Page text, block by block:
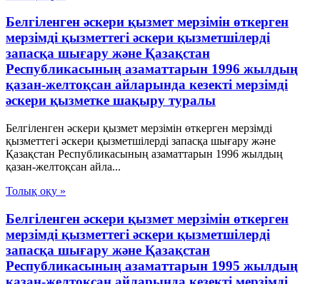
Белгiленген әскери қызмет мерзiмiн өткерген
мерзiмдi қызметтегi әскери қызметшiлердi
запасқа шығару және Қазақстан
Республикасының азаматтарын 1996 жылдың
қазан-желтоқсан айларында кезектi мерзiмдi
әскери қызметке шақыру туралы
Белгiленген әскери қызмет мерзiмiн өткерген мерзiмдi
қызметтегi әскери қызметшiлердi запасқа шығару және
Қазақстан Республикасының азаматтарын 1996 жылдың
қазан-желтоқсан айла...
Толық оқу »
Белгiленген әскери қызмет мерзiмiн өткерген
мерзiмдi қызметтегi әскери қызметшiлердi
запасқа шығару және Қазақстан
Республикасының азаматтарын 1995 жылдың